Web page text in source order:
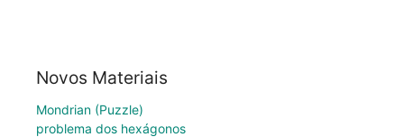
Novos Materiais
Mondrian (Puzzle)
problema dos hexágonos